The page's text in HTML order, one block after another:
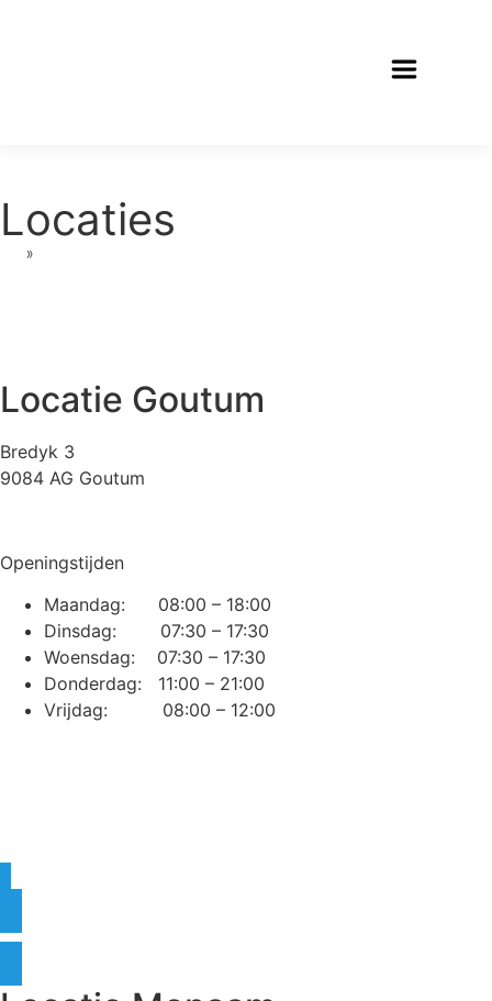
Locaties
»
Locatie Goutum
Bredyk 3
9084 AG Goutum
Openingstijden
Maandag: 08:00 – 18:00
Dinsdag: 07:30 – 17:30
Woensdag: 07:30 – 17:30
Donderdag: 11:00 – 21:00
Vrijdag: 08:00 – 12:00